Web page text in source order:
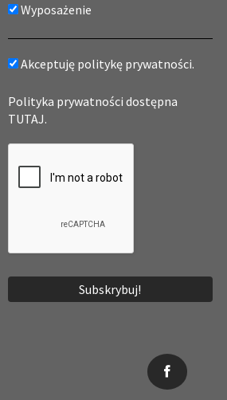
Wyposażenie
Akceptuję politykę prywatności.
Polityka prywatności dostępna
TUTAJ.